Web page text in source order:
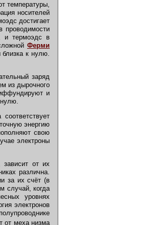
температуры,
носителей
достигает
проводимости
и термоэдс в
Ферми
близка к нулю.
заряд
из дырочного
и
энергию
свою
электроны
от их
различна.
за их счёт (в
случай, когда
уровнях
электронов
от меха низма